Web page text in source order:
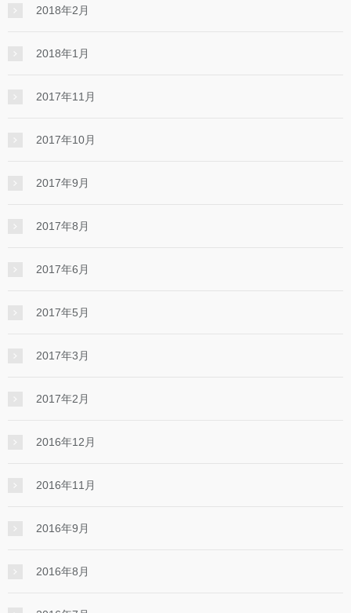
2018年2月
2018年1月
2017年11月
2017年10月
2017年9月
2017年8月
2017年6月
2017年5月
2017年3月
2017年2月
2016年12月
2016年11月
2016年9月
2016年8月